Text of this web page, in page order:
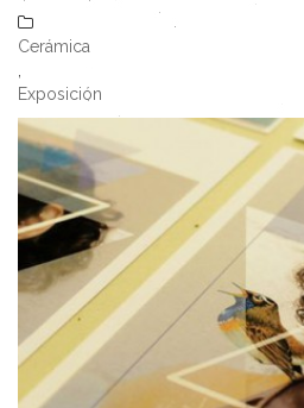
Cerámica
Exposición